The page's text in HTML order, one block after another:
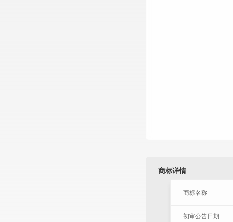
商标详情
商标名称
初审公告日期